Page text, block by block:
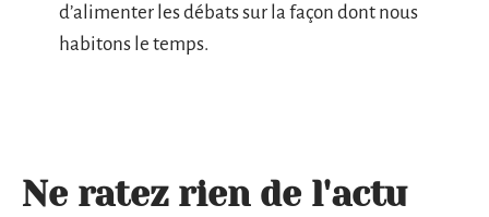
d’alimenter les débats sur la façon dont nous
habitons le temps.
Ne ratez rien de l'actu